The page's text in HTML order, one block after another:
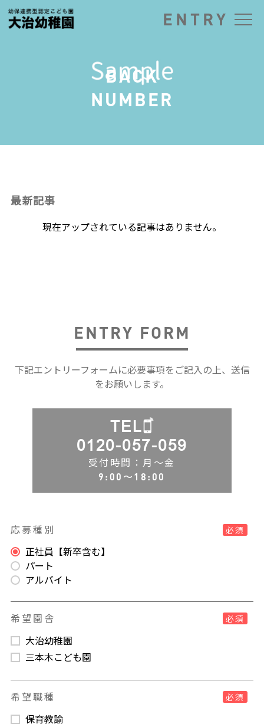
ENTRY
BACK
NUMBER
最新記事
現在アップされている記事はありません。
ENTRY FORM
下記エントリーフォームに必要事項をご記入の上、送信
をお願いします。
TEL
0120-057-059
受付時間：月〜金
9:00〜18:00
応募種別 必須
正社員【新卒含む】
パート
アルバイト
希望園舎 必須
大治幼稚園
三本木こども園
希望職種 必須
保育教諭